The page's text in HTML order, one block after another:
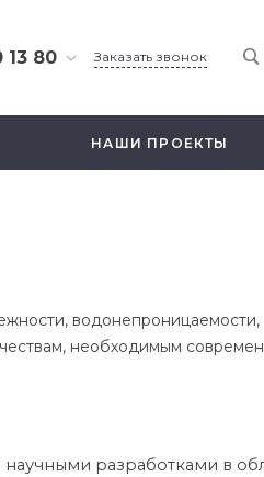
13 80 Заказать звонок
НАШИ ПРОЕКТЫ
водонепроницаемости,
необходимым
научными разработками в